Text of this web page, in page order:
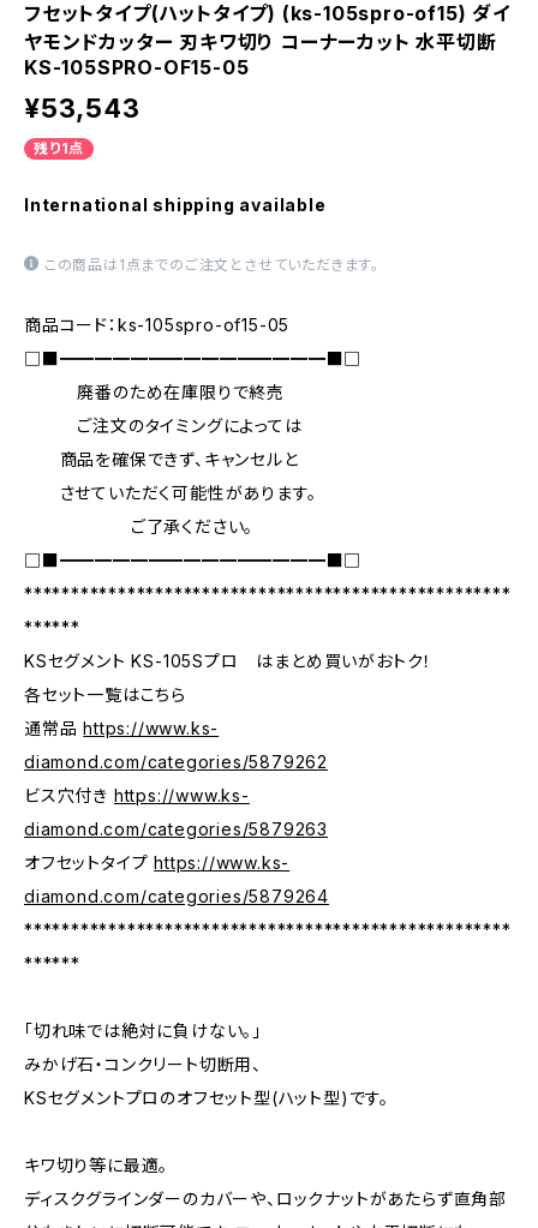
フセットタイプ(ハットタイプ) (ks-105spro-of15) ダイ
ヤモンドカッター 刃キワ切り コーナーカット 水平切断
KS-105SPRO-OF15-05
¥53,543
残り1点
International shipping available
この商品は1点までのご注文とさせていただきます。
商品コード：ks-105spro-of15-05
□■━━━━━━━━━━━━━━━■□
廃番のため在庫限りで終売
ご注文のタイミングによっては
商品を確保できず、キャンセルと
させていただく可能性があります。
ご了承ください。
□■━━━━━━━━━━━━━━━■□
****************************************************
******
KSセグメント KS-105Sプロ はまとめ買いがおトク！
各セット一覧はこちら
通常品https://www.ks-
diamond.com/categories/5879262
ビス穴付き https://www.ks-
diamond.com/categories/5879263
オフセットタイプhttps://www.ks-
diamond.com/categories/5879264
****************************************************
******
「切れ味では絶対に負けない。」
みかげ石・コンクリート切断用、
KSセグメントプロのオフセット型(ハット型)です。
キワ切り等に最適。
ディスクグラインダーのカバーや、ロックナットがあたらず直角部